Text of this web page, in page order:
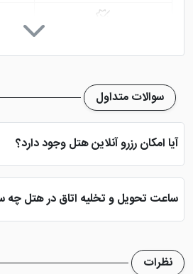
نمازخانه
سوالات متداول
آیا امکان رزرو آنلاین هتل وجود دارد؟
بله، با انتخاب تاریخ ورود و خروج، نوع
دریافت نمایید.
ساعت تحویل و تخلیه اتاق در هتل
نظرات